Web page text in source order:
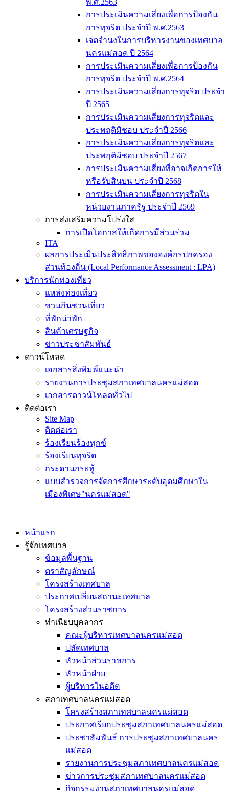
พ.ศ.2563
การประเมินความเสี่ยงเพื่อการป้องกัน
การทุจริต ประจำปี พ.ศ.2563
เจตจำนงในการบริหารงานของเทศบาล
นครแม่สอด ปี 2564
การประเมินความเสี่ยงเพื่อการป้องกัน
การทุจริต ประจำปี พ.ศ.2564
การประเมินความเสี่ยงการทุจริต ประจำ
ปี 2565
การประเมินความเสี่ยงการทุจริตและ
ประพฤติมิชอบ ประจำปี 2566
การประเมินความเสี่ยงการทุจริตและ
ประพฤติมิชอบ ประจำปี 2567
การประเมินความเสี่ยงที่อาจเกิดการให้
หรือรับสินบน ประจำปี 2568
การประเมินความเสี่ยงการทุจริตใน
หน่วยงานภาครัฐ ประจำปี 2569
การส่งเสริมความโปร่งใส
การเปิดโอกาสให้เกิดการมีส่วนร่วม
ITA
ผลการประเมินประสิทธิภาพขององค์กรปกครอง
ส่วนท้องถิ่น (Local Performance Assessment : LPA)
บริการนักท่องเที่ยว
แหล่งท่องเที่ยว
ชวนกินชวนเที่ยว
ที่พักน่าพัก
สินค้าเศรษฐกิจ
ข่าวประชาสัมพันธ์
ดาวน์โหลด
เอกสารสิ่งพิมพ์แนะนำ
รายงานการประชุมสภาเทศบาลนครแม่สอด
เอกสารดาวน์โหลดทั่วไป
ติดต่อเรา
Site Map
ติดต่อเรา
ร้องเรียนร้องทุกข์
ร้องเรียนทุจริต
กระดานกระทู้
แบบสำรวจการจัดการศึกษาระดับอุดมศึกษาใน
เมืองพิเศษ"นครแม่สอด"
หน้าแรก
รู้จักเทศบาล
ข้อมูลพื้นฐาน
ตราสัญลักษณ์
โครงสร้างเทศบาล
ประกาศเปลี่ยนสถานะเทศบาล
โครงสร้างส่วนราชการ
ทำเนียบบุคลากร
คณะผู้บริหารเทศบาลนครแม่สอด
ปลัดเทศบาล
หัวหน้าส่วนราชการ
หัวหน้าฝ่าย
ผู้บริหารในอดีต
สภาเทศบาลนครแม่สอด
โครงสร้างสภาเทศบาลนครแม่สอด
ประกาศเรียกประชุมสภาเทศบาลนครแม่สอด
ประชาสัมพันธ์ การประชุมสภาเทศบาลนคร
แม่สอด
รายงานการประชุมสภาเทศบาลนครแม่สอด
ข่าวการประชุมสภาเทศบาลนครแม่สอด
กิจกรรมงานสภาเทศบาลนครแม่สอด